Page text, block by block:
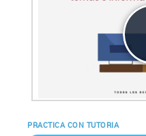
PRACTICA CON TUTORIA